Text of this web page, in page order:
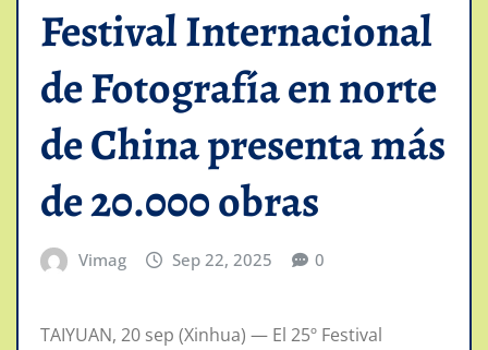
Festival Internacional
de Fotografía en norte
de China presenta más
de 20.000 obras
Vimag Sep 22, 2025 0
TAIYUAN, 20 sep (Xinhua) — El 25º Festival